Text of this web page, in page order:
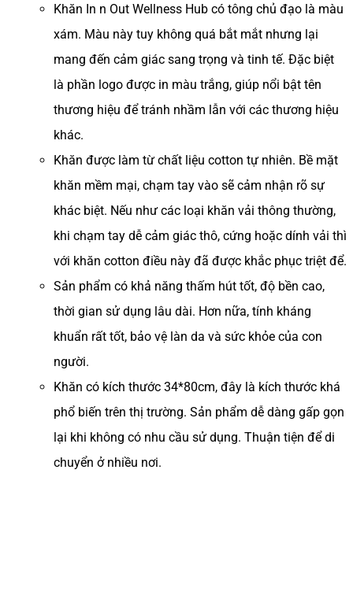
Khăn In n Out Wellness Hub có tông chủ đạo là màu
xám. Màu này tuy không quá bắt mắt nhưng lại
mang đến cảm giác sang trọng và tinh tế. Đặc biệt
là phần logo được in màu trắng, giúp nổi bật tên
thương hiệu để tránh nhầm lẫn với các thương hiệu
khác.
Khăn được làm từ chất liệu cotton tự nhiên. Bề mặt
khăn mềm mại, chạm tay vào sẽ cảm nhận rõ sự
khác biệt. Nếu như các loại khăn vải thông thường,
khi chạm tay dễ cảm giác thô, cứng hoặc dính vải thì
với khăn cotton điều này đã được khắc phục triệt để.
Sản phẩm có khả năng thấm hút tốt, độ bền cao,
thời gian sử dụng lâu dài. Hơn nữa, tính kháng
khuẩn rất tốt, bảo vệ làn da và sức khỏe của con
người.
Khăn có kích thước 34*80cm, đây là kích thước khá
phổ biến trên thị trường. Sản phẩm dễ dàng gấp gọn
lại khi không có nhu cầu sử dụng. Thuận tiện để di
chuyển ở nhiều nơi.